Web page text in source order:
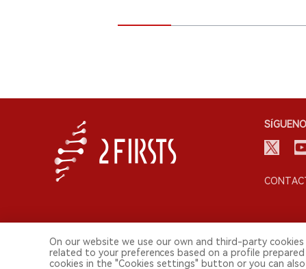
On our website we use our own and third-party
related to your preferences based on a profile
cookies in the "Cookies settings" button or you can